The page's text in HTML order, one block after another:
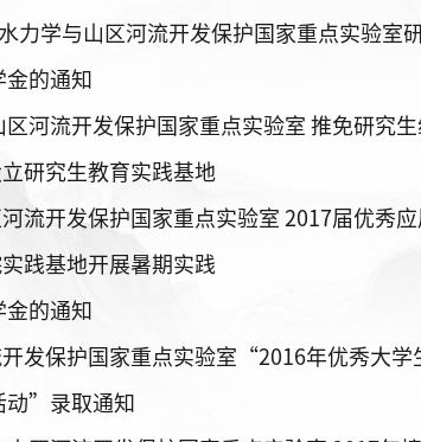
的通知
研究生教育实践基地
践基地开展暑期实践
的通知
动”录取通知